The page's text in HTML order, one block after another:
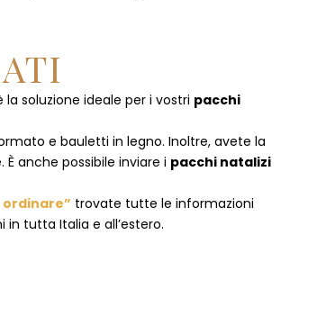
soluzione ideale per i vostri pacchi
e bauletti in legno. Inoltre, avete la
anche possibile inviare i pacchi natalizi
ordinare” trovate tutte le informazioni
tutta Italia e all’estero.